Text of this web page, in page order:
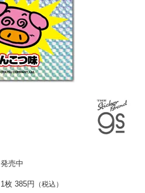
発売中
1枚 385円 （税込）